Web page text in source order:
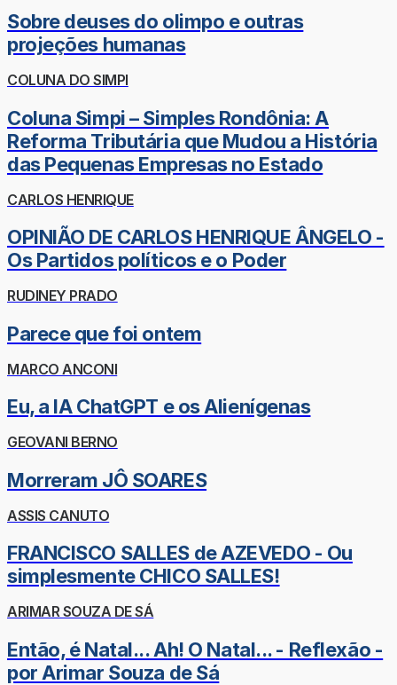
Sobre deuses do olimpo e outras
projeções humanas
COLUNA DO SIMPI
Coluna Simpi – Simples Rondônia: A
Reforma Tributária que Mudou a História
das Pequenas Empresas no Estado
CARLOS HENRIQUE
OPINIÃO DE CARLOS HENRIQUE ÂNGELO -
Os Partidos políticos e o Poder
RUDINEY PRADO
Parece que foi ontem
MARCO ANCONI
Eu, a IA ChatGPT e os Alienígenas
GEOVANI BERNO
Morreram JÔ SOARES
ASSIS CANUTO
FRANCISCO SALLES de AZEVEDO - Ou
simplesmente CHICO SALLES!
ARIMAR SOUZA DE SÁ
Então, é Natal... Ah! O Natal... - Reflexão -
por Arimar Souza de Sá